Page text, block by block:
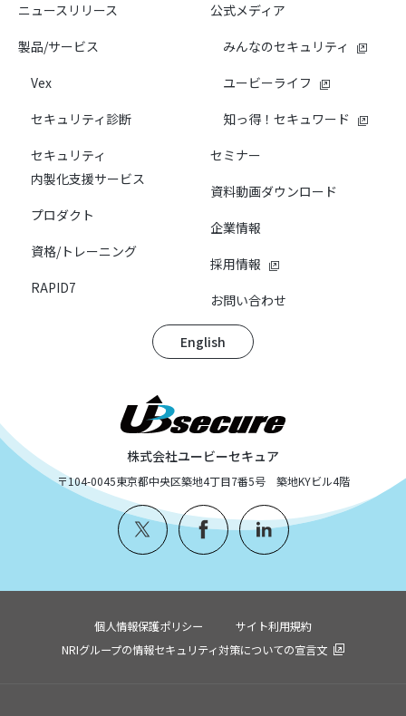
ニュースリリース
製品/サービス
Vex
セキュリティ診断
セキュリティ
内製化支援サービス
プロダクト
資格/トレーニング
RAPID7
公式メディア
みんなのセキュリティ
ユービーライフ
知っ得！セキュワード
セミナー
資料動画ダウンロード
企業情報
採用情報
お問い合わせ
English
株式会社ユービーセキュア
〒104-0045東京都中央区築地4丁目7番5号 築地KYビル4階
個人情報保護ポリシー
サイト利用規約
NRIグループの情報セキュリティ対策についての宣言文